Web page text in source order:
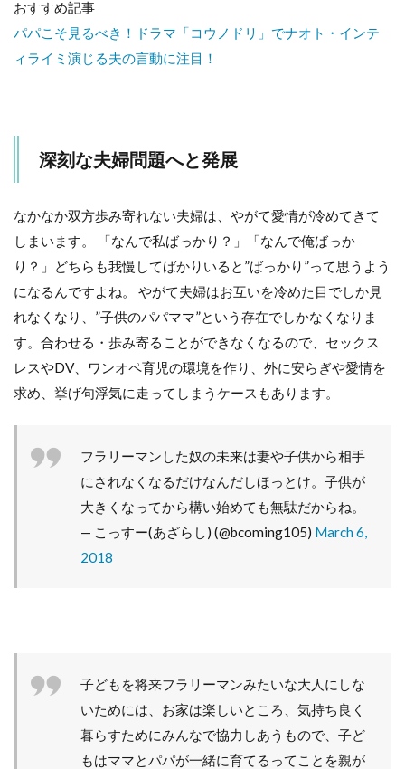
おすすめ記事
パパこそ見るべき！ドラマ「コウノドリ」でナオト・インテ
ィライミ演じる夫の言動に注目！
深刻な夫婦問題へと発展
なかなか双方歩み寄れない夫婦は、やがて愛情が冷めてきて
しまいます。 「なんで私ばっかり？」「なんで俺ばっか
り？」どちらも我慢してばかりいると”ばっかり”って思うよう
になるんですよね。 やがて夫婦はお互いを冷めた目でしか見
れなくなり、”子供のパパママ”という存在でしかなくなりま
す。合わせる・歩み寄ることができなくなるので、セックス
レスやDV、ワンオペ育児の環境を作り、外に安らぎや愛情を
求め、挙げ句浮気に走ってしまうケースもあります。
フラリーマンした奴の未来は妻や子供から相手
にされなくなるだけなんだしほっとけ。子供が
大きくなってから構い始めても無駄だからね。
— こっすー(あざらし) (@bcoming105) March 6,
2018
子どもを将来フラリーマンみたいな大人にしな
いためには、お家は楽しいところ、気持ち良く
暮らすためにみんなで協力しあうもので、子ど
もはママとパパが一緒に育てるってことを親が